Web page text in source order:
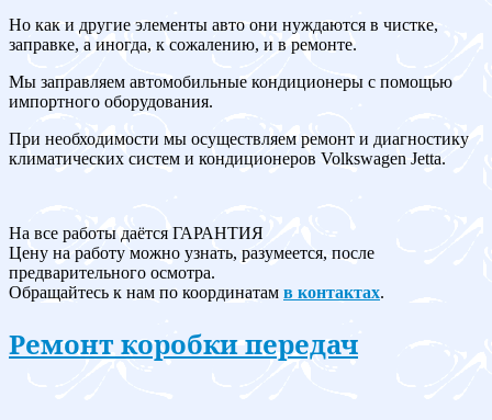
Но как и другие элементы авто они нуждаются в чистке,
заправке, а иногда, к сожалению, и в ремонте.
Мы заправляем автомобильные кондиционеры с помощью
импортного оборудования.
При необходимости мы осуществляем ремонт и диагностику
климатических систем и кондиционеров Volkswagen Jetta.
На все работы даётся ГАРАНТИЯ
Цену на работу можно узнать, разумеется, после
предварительного осмотра.
Обращайтесь к нам по координатам в контактах.
Ремонт коробки передач